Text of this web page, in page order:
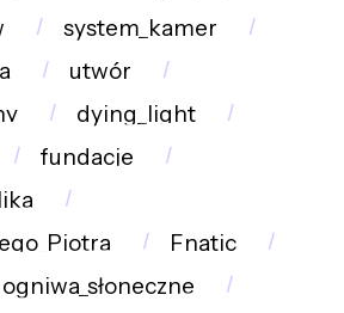
system_kamer
utwór
dying_light
fundacje
Fnatic
ogniwa_słoneczne